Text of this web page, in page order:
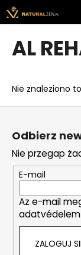
Przejść
do
treści
AL
Nie znaleziono
K
o
powrotem
powrotem
z
e
g
o
s
z
u
a
s
S
Odbierz
Nie przegap
E-mail
Az e-mail
ZALOGUJ